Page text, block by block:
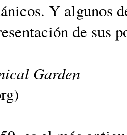
Y algunos
de sus
Garden